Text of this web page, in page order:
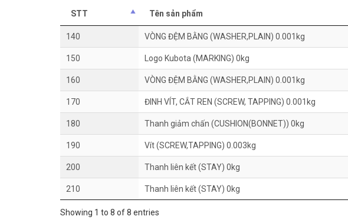
STT Tên sản phẩm
140 VÒNG ĐỆM BẰNG (WASHER,PLAIN) 0.001kg
150 Logo Kubota (MARKING) 0kg
160 VÒNG ĐỆM BẰNG (WASHER,PLAIN) 0.001kg
170 ĐINH VÍT, CẮT REN (SCREW, TAPPING) 0.001kg
180 Thanh giảm chấn (CUSHION(BONNET)) 0kg
190 Vít (SCREW,TAPPING) 0.003kg
200 Thanh liên kết (STAY) 0kg
210 Thanh liên kết (STAY) 0kg
Showing 1 to 8 of 8 entries